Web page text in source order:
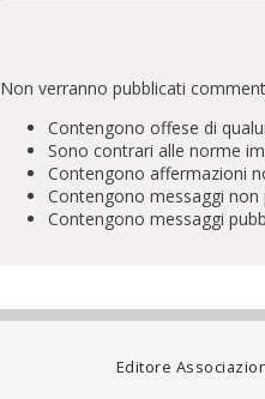
Non verranno pubblicati
Contengono offese di
Sono contrari alle norme
Contengono affermazioni
Contengono messaggi non
Contengono messaggi
Editore